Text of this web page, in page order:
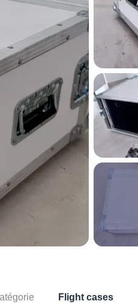
Flight cases